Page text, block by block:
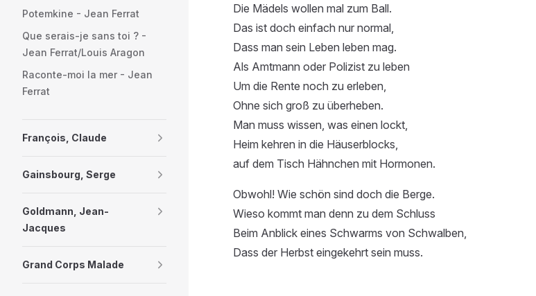
Potemkine - Jean Ferrat
Que serais-je sans toi ? -
Jean Ferrat/Louis Aragon
Raconte-moi la mer - Jean
Ferrat
François, Claude
Gainsbourg, Serge
Goldmann, Jean-
Jacques
Grand Corps Malade
Die Mädels wollen mal zum Ball.
Das ist doch einfach nur normal,
Dass man sein Leben leben mag.
Als Amtmann oder Polizist zu leben
Um die Rente noch zu erleben,
Ohne sich groß zu überheben.
Man muss wissen, was einen lockt,
Heim kehren in die Häuserblocks,
auf dem Tisch Hähnchen mit Hormonen.
Obwohl! Wie schön sind doch die Berge.
Wieso kommt man denn zu dem Schluss
Beim Anblick eines Schwarms von Schwalben,
Dass der Herbst eingekehrt sein muss.